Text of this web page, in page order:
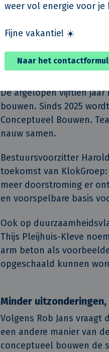
weer vol energie voor je
Fijne vakantie! ☀️
Naar het
Volgens Rob Jans biedt
leren we door vaste
De afgelopen vijftien
bouwen. Sinds 2025
Conceptueel Bouwen.
nauw samen.
Bestuursvoorzitter
toekomst van
meer doorstroming er
en voorspelbare basis
Ook op
Thijs Pleijhuis-Kleve
arm beton als
opgeschaald kunnen
Minder
Volgens Rob Jans
een andere manier van
conceptueel bouwen de